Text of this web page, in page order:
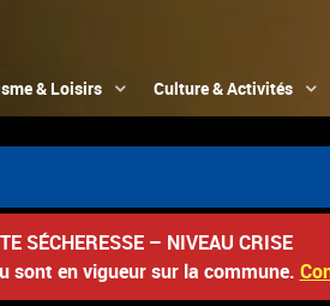
& Loisirs Culture & Activités
SÉCHERESSE – NIVEAU CRISE
sont en vigueur sur la commune.